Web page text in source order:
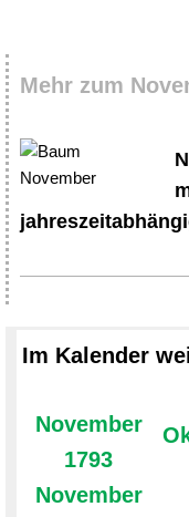
Mehr zum
Im Kalender
November
1793
November